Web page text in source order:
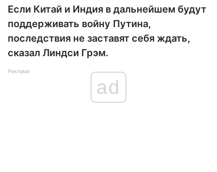
Если Китай и Индия в дальнейшем будут
поддерживать войну Путина,
последствия не заставят себя ждать,
сказал Линдси Грэм.
Реклама
ad